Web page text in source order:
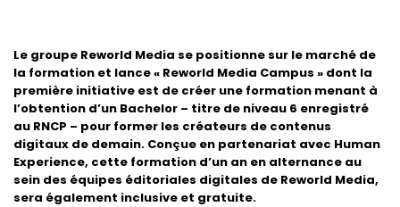
Le groupe Reworld Media se positionne sur le marché de
la formation et lance« Reworld Media Campus » dont la
première initiative est de créer une formation menant à
l’obtention d’un Bachelor – titre de niveau 6 enregistré
au RNCP – pour former les créateurs de contenus
digitaux de demain. Conçue en partenariat avec Human
Experience, cette formation d’un an en alternance au
sein des équipes éditoriales digitales de Reworld Media,
sera également inclusive et gratuite.